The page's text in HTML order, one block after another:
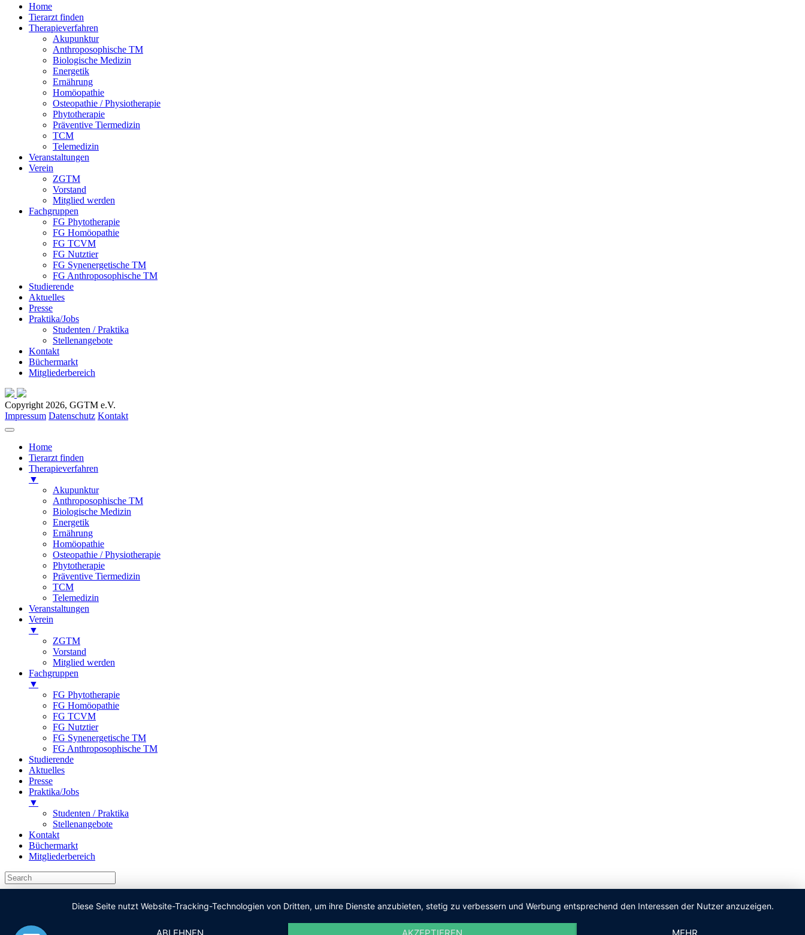
Home
Tierarzt finden
Therapieverfahren
Akupunktur
Anthroposophische TM
Biologische Medizin
Energetik
Ernährung
Homöopathie
Osteopathie / Physiotherapie
Phytotherapie
Präventive Tiermedizin
TCM
Telemedizin
Veranstaltungen
Verein
ZGTM
Vorstand
Mitglied werden
Fachgruppen
FG Phytotherapie
FG Homöopathie
FG TCVM
FG Nutztier
FG Synenergetische TM
FG Anthroposophische TM
Studierende
Aktuelles
Presse
Praktika/Jobs
Studenten / Praktika
Stellenangebote
Kontakt
Büchermarkt
Mitgliederbereich
Copyright 2026, GGTM e.V.
Impressum Datenschutz Kontakt
Home
Tierarzt finden
Therapieverfahren
▼
Akupunktur
Anthroposophische TM
Biologische Medizin
Energetik
Ernährung
Homöopathie
Osteopathie / Physiotherapie
Phytotherapie
Präventive Tiermedizin
TCM
Telemedizin
Veranstaltungen
Verein
▼
ZGTM
Vorstand
Mitglied werden
Fachgruppen
▼
FG Phytotherapie
FG Homöopathie
FG TCVM
FG Nutztier
FG Synenergetische TM
FG Anthroposophische TM
Studierende
Aktuelles
Presse
Praktika/Jobs
▼
Studenten / Praktika
Stellenangebote
Kontakt
Büchermarkt
Mitgliederbereich
Diese Seite nutzt Website-Tracking-Technologien von Dritten, um ihre Dienste anzubieten, stetig zu verbessern und Werbung entsprechend den Interessen der Nutzer anzuzeigen.